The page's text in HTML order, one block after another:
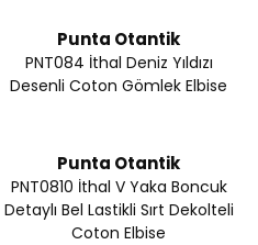
Punta Otantik
PNT084 İthal Deniz Yıldızı
Desenli Coton Gömlek Elbise
Punta Otantik
PNT0810 İthal V Yaka Boncuk
Detaylı Bel Lastikli Sırt Dekolteli
Coton Elbise